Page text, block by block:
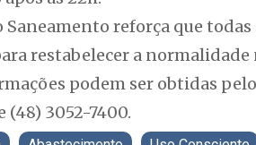
Saneamento reforça que
restabelecer a
podem ser obtidas
(48) 3052-7400.